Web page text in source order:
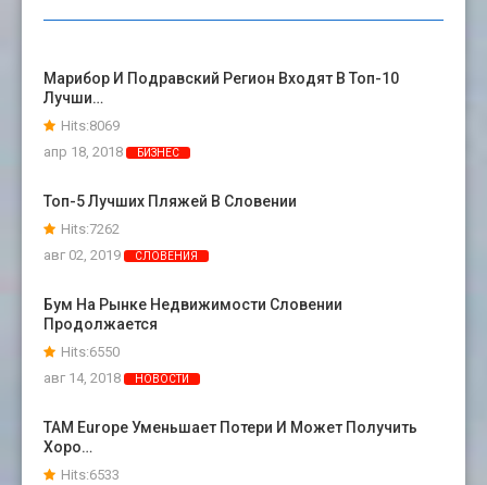
Марибор И Подравский Регион Входят В Топ-10
Лучши…
Hits:8069
апр 18, 2018
БИЗНЕС
Топ-5 Лучших Пляжей В Словении
Hits:7262
авг 02, 2019
СЛОВЕНИЯ
Бум На Рынке Недвижимости Словении
Продолжается
Hits:6550
авг 14, 2018
НОВОСТИ
TAM Europe Уменьшает Потери И Может Получить
Хоро…
Hits:6533